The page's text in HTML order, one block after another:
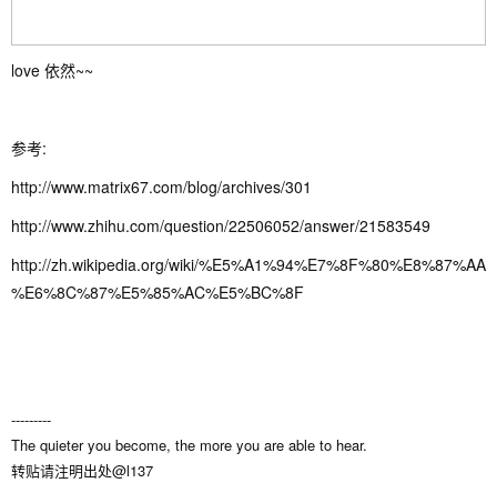
love 依然~~
参考:
http://www.matrix67.com/blog/archives/301
http://www.zhihu.com/question/22506052/answer/21583549
http://zh.wikipedia.org/wiki/%E5%A1%94%E7%8F%80%E8%87%AA
%E6%8C%87%E5%85%AC%E5%BC%8F
---------
The quieter you become, the more you are able to hear.
转贴请注明出处@l137